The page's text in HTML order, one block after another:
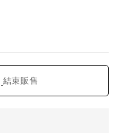
結束販售